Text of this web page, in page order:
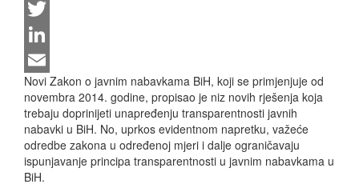
Facebook
Twitter
LinkedIn
Email
Novi Zakon o javnim nabavkama BiH, koji se primjenjuje od
novembra 2014. godine, propisao je niz novih rješenja koja
trebaju doprinijeti unapređenju transparentnosti javnih
nabavki u BiH. No, uprkos evidentnom napretku, važeće
odredbe zakona u određenoj mjeri i dalje ograničavaju
ispunjavanje principa transparentnosti u javnim nabavkama u
BiH.